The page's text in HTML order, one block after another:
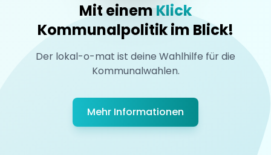
Mit einem Klick
Kommunalpolitik im Blick!
Der lokal-o-mat ist deine Wahlhilfe für die
Kommunalwahlen.
Mehr Informationen